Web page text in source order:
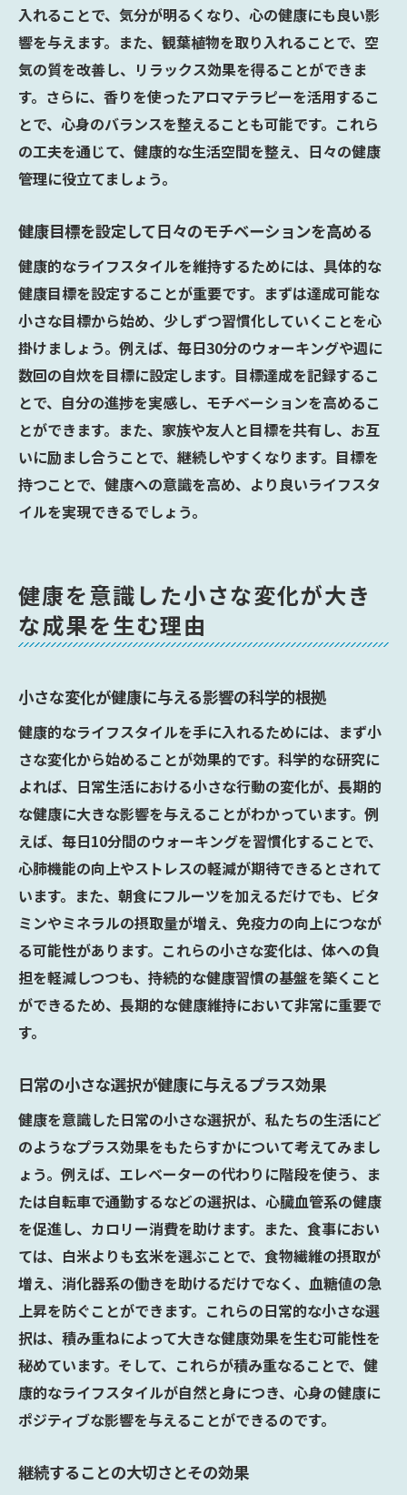
健康的な生活を支えるシンプルな行動
朝のルーティーンに健康を取り入れる提案
夜のリラックス法で質の良い睡眠を確保
日常の小さな変化で健康なライフスタイル
を築く
健康意識を高めるための実践的なアプローチ
実践的に健康意識を高めるための第一歩
モチベーションを維持するための健康目標
健康意識を高めるための日々の実践法
健康的な生活を続けるための自己分析
継続的な健康改善のための計画作り
健康的なライフスタイルのための実践的ス
キル
入れることで、気分が明るくなり、心の健康にも良い影
響を与えます。また、観葉植物を取り入れることで、空
気の質を改善し、リラックス効果を得ることができま
す。さらに、香りを使ったアロマテラピーを活用するこ
とで、心身のバランスを整えることも可能です。これら
の工夫を通じて、健康的な生活空間を整え、日々の健康
管理に役立てましょう。
健康目標を設定して日々のモチベーションを高める
健康的なライフスタイルを維持するためには、具体的な
健康目標を設定することが重要です。まずは達成可能な
小さな目標から始め、少しずつ習慣化していくことを心
掛けましょう。例えば、毎日30分のウォーキングや週に
数回の自炊を目標に設定します。目標達成を記録するこ
とで、自分の進捗を実感し、モチベーションを高めるこ
とができます。また、家族や友人と目標を共有し、お互
いに励まし合うことで、継続しやすくなります。目標を
持つことで、健康への意識を高め、より良いライフスタ
イルを実現できるでしょう。
健康を意識した小さな変化が大き
な成果を生む理由
小さな変化が健康に与える影響の科学的根拠
健康的なライフスタイルを手に入れるためには、まず小
さな変化から始めることが効果的です。科学的な研究に
よれば、日常生活における小さな行動の変化が、長期的
な健康に大きな影響を与えることがわかっています。例
えば、毎日10分間のウォーキングを習慣化することで、
心肺機能の向上やストレスの軽減が期待できるとされて
います。また、朝食にフルーツを加えるだけでも、ビタ
ミンやミネラルの摂取量が増え、免疫力の向上につなが
る可能性があります。これらの小さな変化は、体への負
担を軽減しつつも、持続的な健康習慣の基盤を築くこと
ができるため、長期的な健康維持において非常に重要で
す。
日常の小さな選択が健康に与えるプラス効果
健康を意識した日常の小さな選択が、私たちの生活にど
のようなプラス効果をもたらすかについて考えてみまし
ょう。例えば、エレベーターの代わりに階段を使う、ま
たは自転車で通勤するなどの選択は、心臓血管系の健康
を促進し、カロリー消費を助けます。また、食事におい
ては、白米よりも玄米を選ぶことで、食物繊維の摂取が
増え、消化器系の働きを助けるだけでなく、血糖値の急
上昇を防ぐことができます。これらの日常的な小さな選
択は、積み重ねによって大きな健康効果を生む可能性を
秘めています。そして、これらが積み重なることで、健
康的なライフスタイルが自然と身につき、心身の健康に
ポジティブな影響を与えることができるのです。
継続することの大切さとその効果